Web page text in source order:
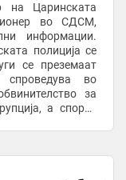
на Царинската
во СДСМ,
информации.
полиција се
се преземаат
спроведува во
за
а според